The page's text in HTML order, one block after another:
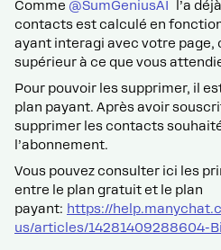
Comme ​ @SumGeniusAI l’a
contacts est calculé en
ayant interagi avec votre page,
supérieur à ce que vous
Pour pouvoir les supprimer, il
plan payant. Après avoir
supprimer les contacts
l’abonnement.
Vous pouvez consulter ici les
entre le plan gratuit et le plan
payant: https://
us/articles/14281409288604-